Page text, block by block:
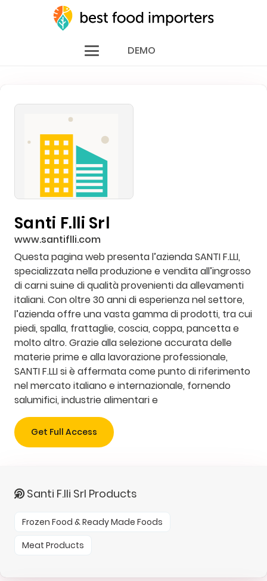
DEMO
Santi F.lli Srl
www.santiflli.com
Questa pagina web presenta l’azienda SANTI F.LLI,
specializzata nella produzione e vendita all’ingrosso
di carni suine di qualità provenienti da allevamenti
italiani. Con oltre 30 anni di esperienza nel settore,
l’azienda offre una vasta gamma di prodotti, tra cui
piedi, spalla, frattaglie, coscia, coppa, pancetta e
molto altro. Grazie alla selezione accurata delle
materie prime e alla lavorazione professionale,
SANTI F.LLI si è affermata come punto di riferimento
nel mercato italiano e internazionale, fornendo
salumifici, industrie alimentari e
Get Full Access
Santi F.lli Srl Products
Frozen Food & Ready Made Foods
Meat Products